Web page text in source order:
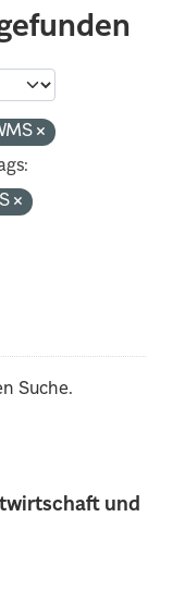
und
Suche.